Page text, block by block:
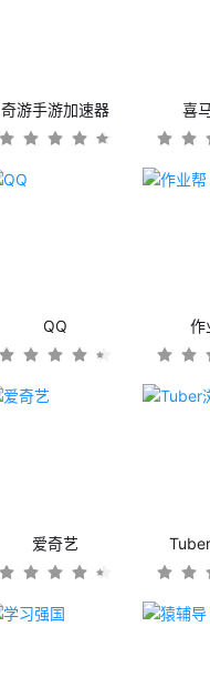
奇游手游加速器 喜
QQ 作
爱奇艺